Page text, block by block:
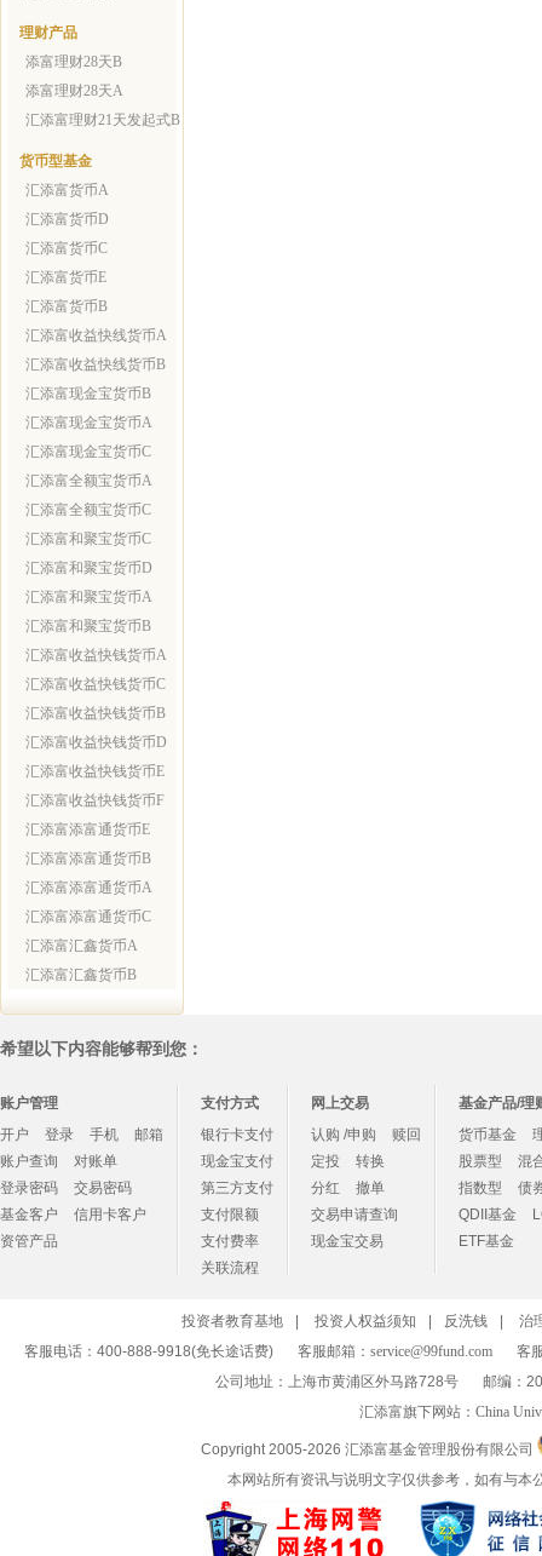
理财产品
添富理财28天B
添富理财28天A
汇添富理财21天发起式B
货币型基金
汇添富货币A
汇添富货币D
汇添富货币C
汇添富货币E
汇添富货币B
汇添富收益快线货币A
汇添富收益快线货币B
汇添富现金宝货币B
汇添富现金宝货币A
汇添富现金宝货币C
汇添富全额宝货币A
汇添富全额宝货币C
汇添富和聚宝货币C
汇添富和聚宝货币D
汇添富和聚宝货币A
汇添富和聚宝货币B
汇添富收益快钱货币A
汇添富收益快钱货币C
汇添富收益快钱货币B
汇添富收益快钱货币D
汇添富收益快钱货币E
汇添富收益快钱货币F
汇添富添富通货币E
汇添富添富通货币B
汇添富添富通货币A
汇添富添富通货币C
汇添富汇鑫货币A
汇添富汇鑫货币B
希望以下内容能够帮到您：
账户管理
开户
登录 手机
邮箱
账户查询
对账单
登录密码
交易密码
基金客户
信用卡客户
资管产品
支付方式
银行卡支付
现金宝支付
第三方支付
支付限额
支付费率
关联流程
网上交易
认购 /申购
赎回
定投
转换
分红
撤单
交易申请查询
现金宝交易
基金产品/理
货币基金
股票型
混
指数型
债
QDII基金
ETF基金
投资者教育基地 投资人权益须知 反洗钱
治
客服电话：400-888-9918(免长途话费)
客服邮箱： service@99fund.com
客
公司地址：上海市黄浦区外马路728号
邮编：
汇添富旗下网站： China
Copyright 2005-2026 汇添富基金管理股份有限公司
本网站所有资讯与说明文字仅供参考，如有与本